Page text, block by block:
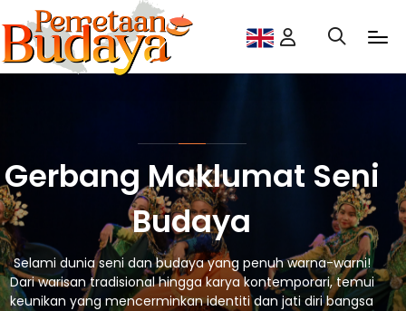
Gerbang Maklumat Seni
Budaya
Selami dunia seni dan budaya yang penuh warna-warni!
Dari warisan tradisional hingga karya kontemporari, temui
keunikan yang mencerminkan identiti dan jati diri bangsa